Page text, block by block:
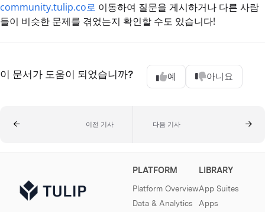
community.tulip.co로 이동하여 질문을 게시하거나 다른 사람
들이 비슷한 문제를 겪었는지 확인할 수도 있습니다!
이 문서가 도움이 되었습니까? 예 아니요
이전 기사 다음 기사
PLATFORM
Platform Overview
Data & Analytics
LIBRARY
App Suites
Apps